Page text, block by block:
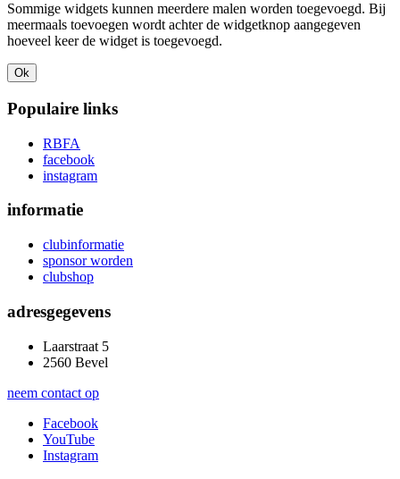
Sommige widgets kunnen meerdere malen worden toegevoegd. Bij
meermaals toevoegen wordt achter de widgetknop aangegeven
hoeveel keer de widget is toegevoegd.
Ok
Populaire links
RBFA
facebook
instagram
informatie
clubinformatie
sponsor worden
clubshop
adresgegevens
Laarstraat 5
2560 Bevel
neem contact op
Facebook
YouTube
Instagram